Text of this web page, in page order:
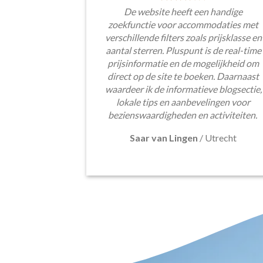
De website heeft een handige
zoekfunctie voor accommodaties met
verschillende filters zoals prijsklasse en
aantal sterren. Pluspunt is de real-time
prijsinformatie en de mogelijkheid om
direct op de site te boeken. Daarnaast
waardeer ik de informatieve blogsectie,
lokale tips en aanbevelingen voor
bezienswaardigheden en activiteiten.
Saar van Lingen / Utrecht